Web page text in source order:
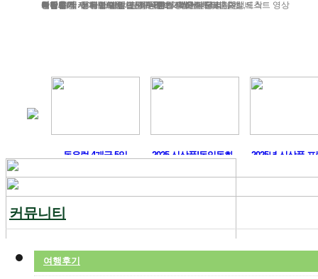
서유럽 동유럽/발칸 동서유럽 런던/파리 출발,도착
부활절 성탄절/연말연시 이벤트/시즌투어
북유럽/러시아 아이슬란드 Fire & Ice
그리스/터키 스페인/포르투갈 이집트
한국/미국 테마여행 허니문 레저 맞춤여행
박람회 해외연수 전시/공연 VIP 의전
독일여행 가이드&차량 예약 대행 서비스
항공.호텔.열차
여행후기 포토앨범 여행정보 가이드 컬럼 베스트 영상
예약문의 자주하는 질문 승차장소 공지사항
2025 신상품!독일동화.. 2025년 신상품 프
동유럽 4개국 5일
커뮤니티
여행후기